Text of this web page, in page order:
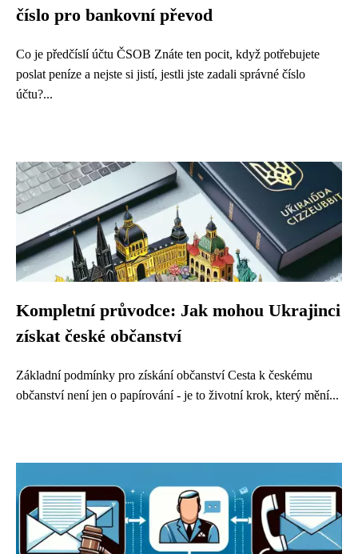
číslo pro bankovní převod
Co je předčíslí účtu ČSOB Znáte ten pocit, když potřebujete
poslat peníze a nejste si jistí, jestli jste zadali správné číslo
účtu?...
Kompletní průvodce: Jak mohou Ukrajinci
získat české občanství
Základní podmínky pro získání občanství Cesta k českému
občanství není jen o papírování - je to životní krok, který mění...